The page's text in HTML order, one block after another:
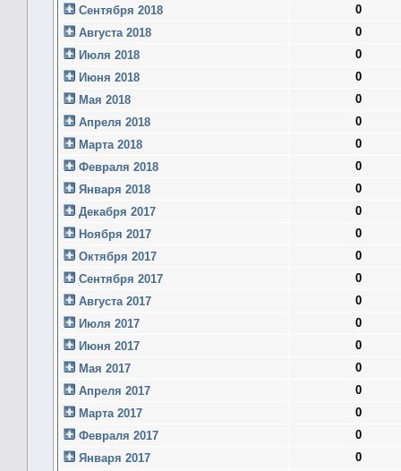
Сентября 2018
0
Августа 2018
0
Июля 2018
0
Июня 2018
0
Мая 2018
0
Апреля 2018
0
Марта 2018
0
Февраля 2018
0
Января 2018
0
Декабря 2017
0
Ноября 2017
0
Октября 2017
0
Сентября 2017
0
Августа 2017
0
Июля 2017
0
Июня 2017
0
Мая 2017
0
Апреля 2017
0
Марта 2017
0
Февраля 2017
0
Января 2017
0